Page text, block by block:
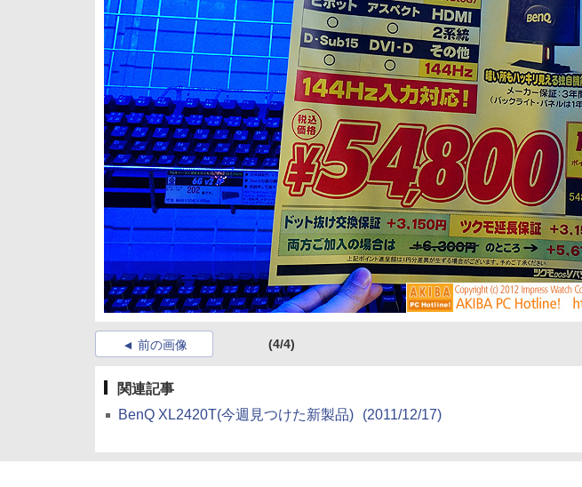
前の画像 (4/4)
関連記事
BenQ XL2420T(今週見つけた新製品)
(2011/12/17)